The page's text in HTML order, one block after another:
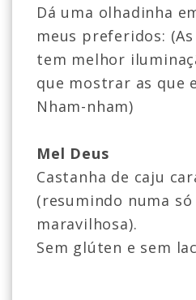
Dá uma olhadinha
meus preferidos:
tem melhor
que mostrar as que
Nham-nham)
Mel Deus
Castanha de caju
(resumindo numa
maravilhosa).
Sem glúten e sem